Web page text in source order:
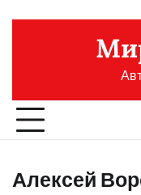
Алексей